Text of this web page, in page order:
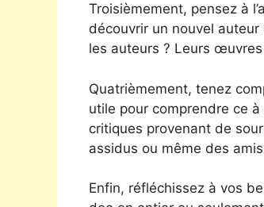
Troisièmement, pensez à
découvrir un nouvel
les auteurs ? Leurs
Quatrièmement, tenez
utile pour comprendre ce
critiques provenant de
assidus ou même des
Enfin, réfléchissez à vos